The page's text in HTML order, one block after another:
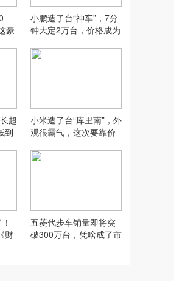
豪
小鹏造了台“神车”，7分
钟大定2万台，价格成为
超
到
小米造了台“库里南”，外
观很霸气，这次要靠价
财
五菱代步车销量即将突
破300万台，凭啥成了市